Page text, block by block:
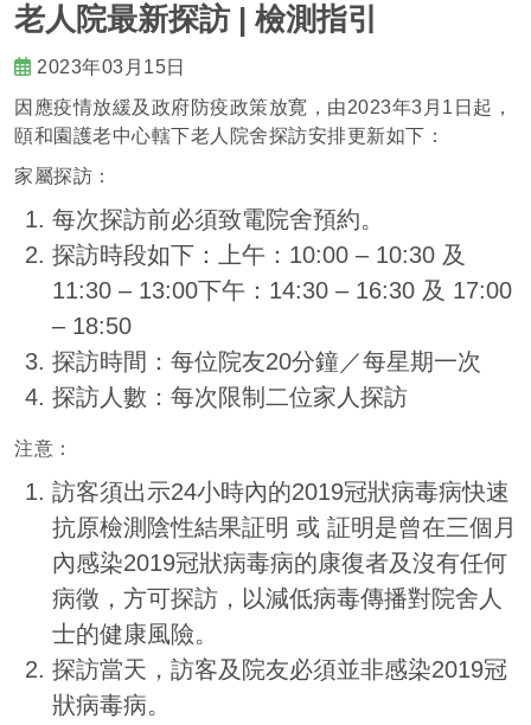
老人院最新探訪 | 檢測指引
2023年03月15日
因應疫情放緩及政府防疫政策放寛，由2023年3月1日起，
頤和園護老中心轄下老人院舍探訪安排更新如下：
家屬探訪：
每次探訪前必須致電院舍預約。
探訪時段如下：上午：10:00 – 10:30 及
11:30 – 13:00下午：14:30 – 16:30 及 17:00
– 18:50
探訪時間：每位院友20分鐘／每星期一次
探訪人數：每次限制二位家人探訪
注意：
訪客須出示24小時內的2019冠狀病毒病快速
抗原檢測陰性結果証明 或 証明是曾在三個月
內感染2019冠狀病毒病的康復者及沒有任何
病徵，方可探訪，以減低病毒傳播對院舍人
士的健康風險。
探訪當天，訪客及院友必須並非感染2019冠
狀病毒病。